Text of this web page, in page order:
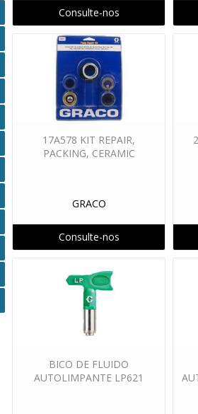
Consulte-nos
17A578 KIT REPAIR,
PACKING, CERAMIC
GRACO
Consulte-nos
BICO DE FLUIDO
AUTOLIMPANTE LP621